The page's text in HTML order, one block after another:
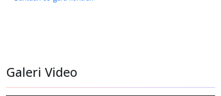
Galeri Video